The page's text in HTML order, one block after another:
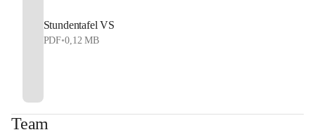
Stundentafel VS
PDF•0,12 MB
Team